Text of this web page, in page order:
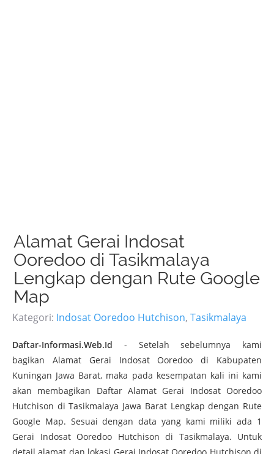
Alamat Gerai Indosat
Ooredoo di Tasikmalaya
Lengkap dengan Rute Google
Map
Kategori: Indosat Ooredoo Hutchison, Tasikmalaya
Daftar-Informasi.Web.Id
- Setelah sebelumnya kami
bagikan Alamat Gerai Indosat Ooredoo di Kabupaten
Kuningan Jawa Barat, maka pada kesempatan kali ini kami
akan membagikan Daftar Alamat Gerai Indosat Ooredoo
Hutchison di Tasikmalaya Jawa Barat Lengkap dengan Rute
Google Map. Sesuai dengan data yang kami miliki ada 1
Gerai Indosat Ooredoo Hutchison di Tasikmalaya. Untuk